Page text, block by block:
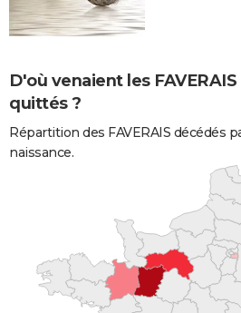
D'où venaient les
quittés ?
Répartition des FAVERAIS décédés
naissance.